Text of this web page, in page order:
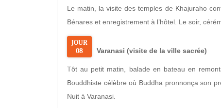
Le matin, la visite des temples de Khajuraho
Bénares et enregistrement à l’hôtel. Le soir,
JOUR
08
Varanasi (visite de la ville sacrée)
Tôt au petit matin, balade en bateau en
Bouddhiste célèbre où Buddha pronnonça son
Nuit à Varanasi.